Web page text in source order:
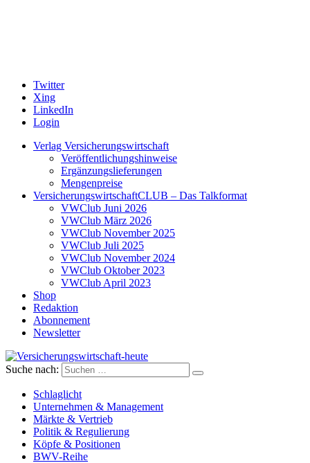
Twitter
Xing
LinkedIn
Login
Verlag Versicherungswirtschaft
Veröffentlichungshinweise
Ergänzungslieferungen
Mengenpreise
VersicherungswirtschaftCLUB – Das Talkformat
VWClub Juni 2026
VWClub März 2026
VWClub November 2025
VWClub Juli 2025
VWClub November 2024
VWClub Oktober 2023
VWClub April 2023
Shop
Redaktion
Abonnement
Newsletter
Versicherungswirtschaft-heute
Suche nach:
Schlaglicht
Unternehmen & Management
Märkte & Vertrieb
Politik & Regulierung
Köpfe & Positionen
BWV-Reihe